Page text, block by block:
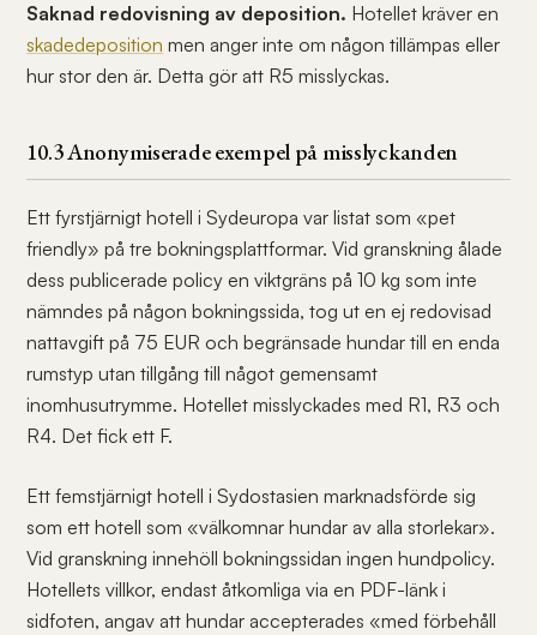
Saknad redovisning av deposition. Hotellet kräver en
skadedeposition men anger inte om någon tillämpas eller
hur stor den är. Detta gör att R5 misslyckas.
10.3 Anonymiserade exempel på misslyckanden
Ett fyrstjärnigt hotell i Sydeuropa var listat som «pet
friendly» på tre bokningsplattformar. Vid granskning ålade
dess publicerade policy en viktgräns på 10 kg som inte
nämndes på någon bokningssida, tog ut en ej redovisad
nattavgift på 75 EUR och begränsade hundar till en enda
rumstyp utan tillgång till något gemensamt
inomhusutrymme. Hotellet misslyckades med R1, R3 och
R4. Det fick ett F.
Ett femstjärnigt hotell i Sydostasien marknadsförde sig
som ett hotell som «välkomnar hundar av alla storlekar».
Vid granskning innehöll bokningssidan ingen hundpolicy.
Hotellets villkor, endast åtkomliga via en PDF-länk i
sidfoten, angav att hundar accepterades «med förbehåll